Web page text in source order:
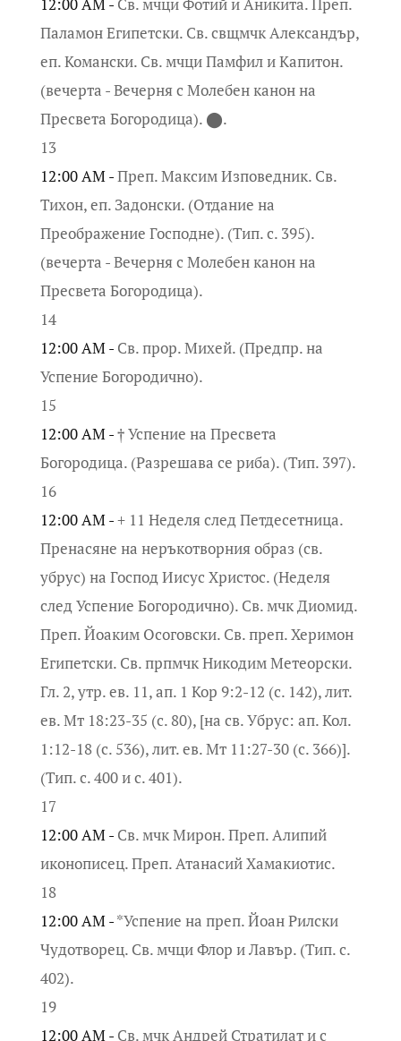
12:00 AM - Св. мчци Фотий и Аникита. Преп.
Паламон Египетски. Св. свщмчк Александър,
еп. Комански. Св. мчци Памфил и Капитон.
(вечерта - Вечерня с Молебен канон на
Пресвета Богородица). ⬤.
13
12:00 AM -Преп. Максим Изповедник. Св.
Тихон, еп. Задонски. (Отдание на
Преображение Господне). (Тип. с. 395).
(вечерта - Вечерня с Молебен канон на
Пресвета Богородица).
14
12:00 AM - Св. прор. Михей. (Предпр. на
Успение Богородично).
15
12:00 AM -† Успение на Пресвета
Богородица. (Разрешава се риба). (Тип. 397).
16
12:00 AM -+ 11 Неделя след Петдесетница.
Пренасяне на неръкотворния образ (св.
убрус) на Господ Иисус Христос. (Неделя
след Успение Богородично). Св. мчк Диомид.
Преп. Йоаким Осоговски. Св. преп. Херимон
Египетски. Св. прпмчк Никодим Метеорски.
Гл. 2, утр. ев. 11, ап. 1 Кор 9:2-12 (с. 142), лит.
ев. Мт 18:23-35 (с. 80), [на св. Убрус: ап. Кол.
1:12-18 (с. 536), лит. ев. Мт 11:27-30 (с. 366)].
(Тип. с. 400 и с. 401).
17
12:00 AM - Св. мчк Мирон. Преп. Алипий
иконописец. Преп. Атанасий Хамакиотис.
18
12:00 AM -*Успение на преп. Йоан Рилски
Чудотворец. Св. мчци Флор и Лавър. (Тип. с.
402).
19
12:00 AM - Св. мчк Андрей Стратилат и с